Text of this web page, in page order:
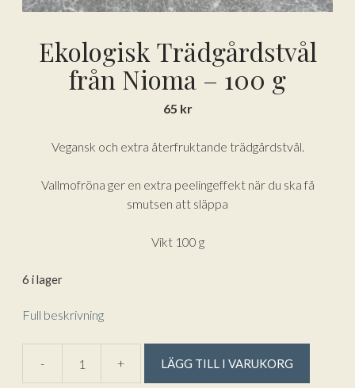
Ekologisk Trädgårdstvål
från Nioma – 100 g
65 kr
Vegansk och extra återfruktande trädgårdstvål.
Vallmofröna ger en extra peelingeffekt när du ska få
smutsen att släppa
Vikt 100 g
6 i lager
Full beskrivning
-
Ekologisk
+ LÄGG TILL I VARUKORG